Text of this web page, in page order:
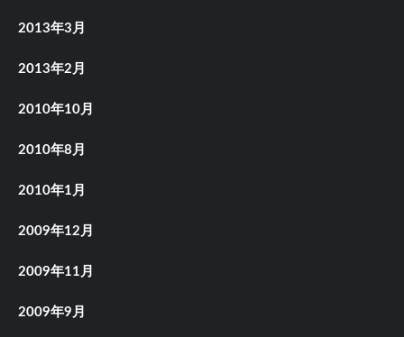
2013年3月
2013年2月
2010年10月
2010年8月
2010年1月
2009年12月
2009年11月
2009年9月